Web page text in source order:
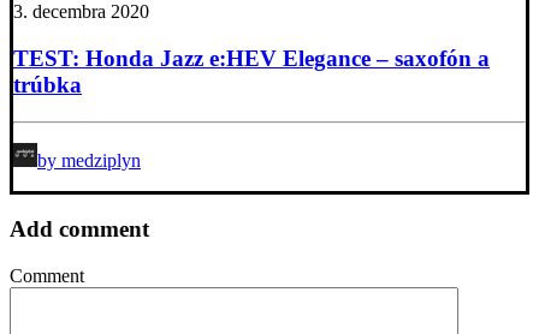
3. decembra 2020
TEST: Honda Jazz e:HEV Elegance – saxofón a
trúbka
by medziplyn
Add comment
Comment